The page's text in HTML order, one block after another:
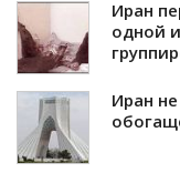
Иран
одной
Иран